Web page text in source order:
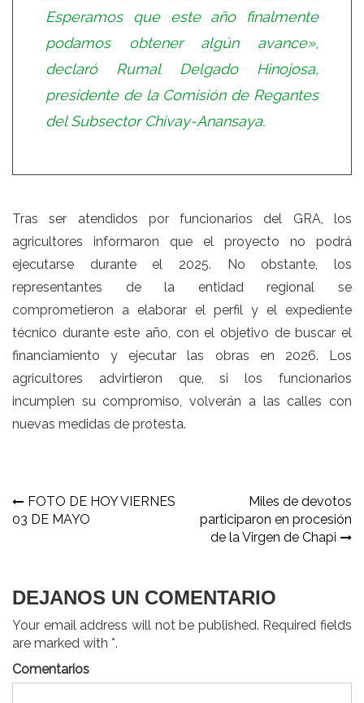
Esperamos que este año finalmente
podamos obtener algún avance»,
declaró Rumal Delgado Hinojosa,
presidente de la Comisión de Regantes
del Subsector Chivay-Anansaya.
Tras ser atendidos por funcionarios del GRA, los
agricultores informaron que el proyecto no podrá
ejecutarse durante el 2025. No obstante, los
representantes de la entidad regional se
comprometieron a elaborar el perfil y el expediente
técnico durante este año, con el objetivo de buscar el
financiamiento y ejecutar las obras en 2026. Los
agricultores advirtieron que, si los funcionarios
incumplen su compromiso, volverán a las calles con
nuevas medidas de protesta.
Navegación
de
FOTO DE HOY VIERNES
03 DE MAYO
Miles de devotos
participaron en procesión
de la Virgen de Chapi
DEJANOS UN COMENTARIO
Your email address will not be published. Required fields
are marked with *.
Comentarios